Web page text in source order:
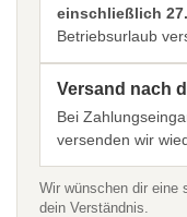
einschließlich
Betriebsurlaub
Versand nach
Bei
versenden wir
Wir wünschen dir eine
dein Verständnis.